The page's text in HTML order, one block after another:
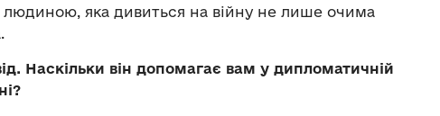
яка дивиться на війну не лише очима
Наскільки він допомагає вам у дипломатичній